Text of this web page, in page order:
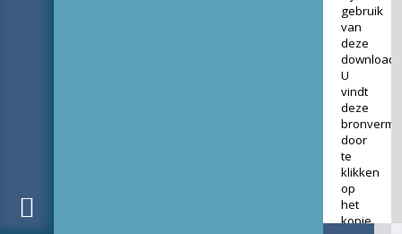
gebruik
van
deze
download.
U
vindt
deze
door
te
klikken
op
het
kopje